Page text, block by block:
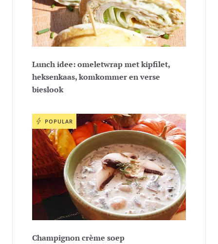
Lunch idee: omeletwrap met kipfilet,
heksenkaas, komkommer en verse
bieslook
POPULAR
Champignon crème soep